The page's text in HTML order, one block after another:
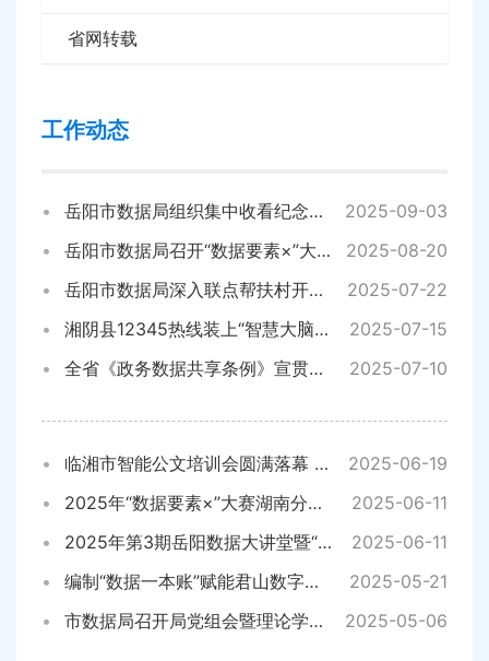
省网转载
工作动态
岳阳市数据局组织集中收看纪念中国人民抗日战争暨世界反法西斯战争胜利80周年阅兵仪式
2025-09-03
岳阳市数据局召开“数据要素×”大赛湖南分赛岳阳初赛总结会，26个项目获表彰
2025-08-20
岳阳市数据局深入联点帮扶村开展调研走访活动
2025-07-22
湘阴县12345热线装上“智慧大脑” 工单智能标识预警打造政务服务新标杆
2025-07-15
全省《政务数据共享条例》宣贯培训暨第4期“岳阳数据大讲堂”举行
2025-07-10
临湘市智能公文培训会圆满落幕 AI赋能临湘政务数字化智能化水平提升
2025-06-19
2025年“数据要素×”大赛湖南分赛岳阳初赛动员会举行
2025-06-11
2025年第3期岳阳数据大讲堂暨“数据要素×”大赛业务培训会举行
2025-06-11
编制“数据一本账”赋能君山数字建设
2025-05-21
市数据局召开局党组会暨理论学习中心组集体学习
2025-05-06